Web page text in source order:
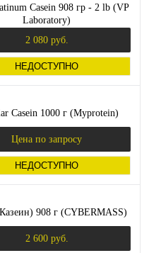
Casein 908 гр - 2 lb (VP
Laboratory)
2 080 руб.
НЕДОСТУПНО
Casein 1000 г (Myprotein)
Цена по запросу
НЕДОСТУПНО
908 г (CYBERMASS)
2 600 руб.